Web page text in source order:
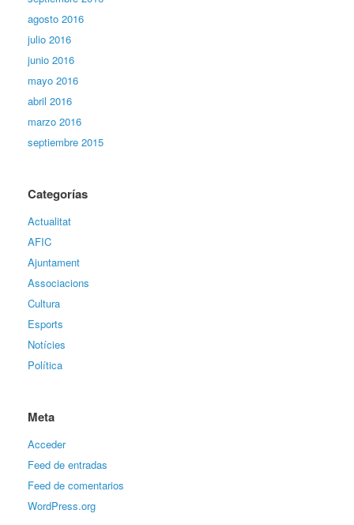
agosto 2016
julio 2016
junio 2016
mayo 2016
abril 2016
marzo 2016
septiembre 2015
Categorías
Actualitat
AFIC
Ajuntament
Associacions
Cultura
Esports
Notícies
Política
Meta
Acceder
Feed de entradas
Feed de comentarios
WordPress.org